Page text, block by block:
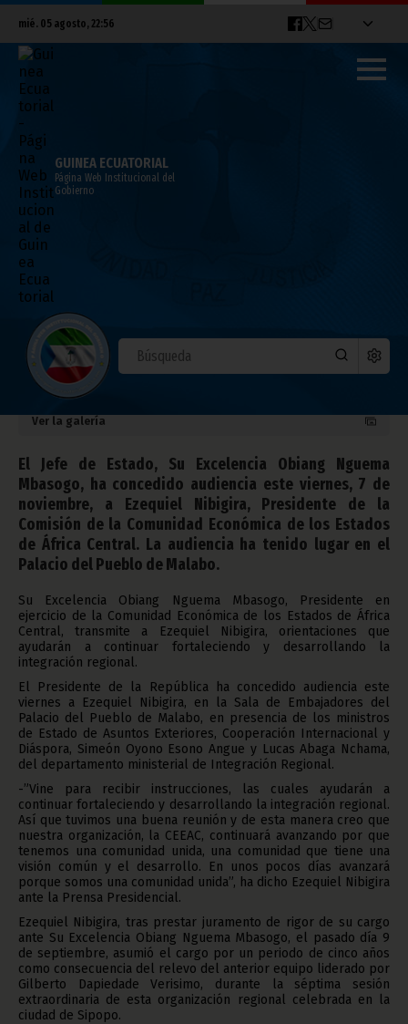
mié. 05 agosto, 22:56
GUINEA ECUATORIAL
Página Web Institucional del
Gobierno
El Jefe de Estado recibe a Ezequiel
Nibigira en el Palacio del Pueblo
noviembre 07, 2025
Noticias Presidencia
Ver la galería
El Jefe de Estado, Su Excelencia Obiang Nguema
Mbasogo, ha concedido audiencia este viernes, 7 de
noviembre, a Ezequiel Nibigira, Presidente de la
Comisión de la Comunidad Económica de los Estados
de África Central. La audiencia ha tenido lugar en el
Palacio del Pueblo de Malabo.
Su Excelencia Obiang Nguema Mbasogo, Presidente en
ejercicio de la Comunidad Económica de los Estados de África
Central, transmite a Ezequiel Nibigira, orientaciones que
ayudarán a continuar fortaleciendo y desarrollando la
integración regional.
El Presidente de la República ha concedido audiencia este
viernes a Ezequiel Nibigira, en la Sala de Embajadores del
Palacio del Pueblo de Malabo, en presencia de los ministros
de Estado de Asuntos Exteriores, Cooperación Internacional y
Diáspora, Simeón Oyono Esono Angue y Lucas Abaga Nchama,
del departamento ministerial de Integración Regional.
-”Vine para recibir instrucciones, las cuales ayudarán a
continuar fortaleciendo y desarrollando la integración regional.
Así que tuvimos una buena reunión y de esta manera creo que
nuestra organización, la CEEAC, continuará avanzando por que
tenemos una comunidad unida, una comunidad que tiene una
visión común y el desarrollo. En unos pocos días avanzará
porque somos una comunidad unida”, ha dicho Ezequiel Nibigira
ante la Prensa Presidencial.
Ezequiel Nibigira, tras prestar juramento de rigor de su cargo
ante Su Excelencia Obiang Nguema Mbasogo, el pasado día 9
de septiembre, asumió el cargo por un periodo de cinco años
como consecuencia del relevo del anterior equipo liderado por
Gilberto Dapiedade Verisimo, durante la séptima sesión
extraordinaria de esta organización regional celebrada en la
ciudad de Sipopo.